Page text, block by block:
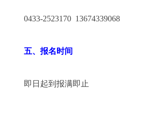
0433-2523170 13674339068
五、报名时间
即日起到报满即止